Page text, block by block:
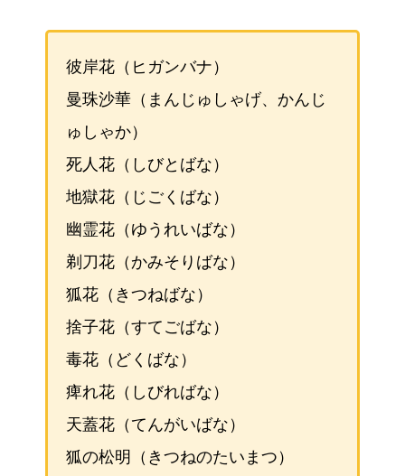
彼岸花（ヒガンバナ）
曼珠沙華（まんじゅしゃげ、かんじ
ゅしゃか）
死人花（しびとばな）
地獄花（じごくばな）
幽霊花（ゆうれいばな）
剃刀花（かみそりばな）
狐花（きつねばな）
捨子花（すてごばな）
毒花（どくばな）
痺れ花（しびればな）
天蓋花（てんがいばな）
狐の松明（きつねのたいまつ）